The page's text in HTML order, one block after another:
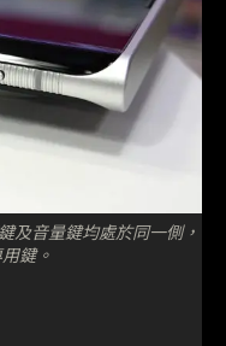
及音量鍵均處於同一側，
鍵。